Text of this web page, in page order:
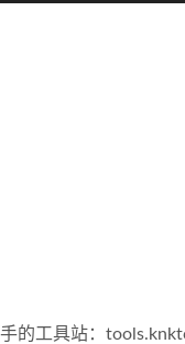
的工具站：